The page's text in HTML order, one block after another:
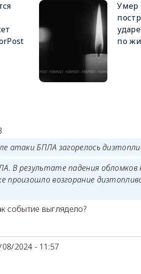
Умер
по
атаки БПЛА загорелось
В результате падения
произошло возгорание
событие выглядело?
2024 - 11:57